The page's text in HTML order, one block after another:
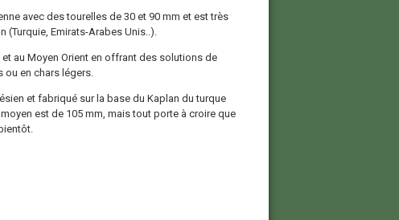
avec des tourelles de 30 et 90 mm et est très
Emirats-Arabes Unis..).
au Moyen Orient en offrant des solutions de
ou en chars légers.
et fabriqué sur la base du Kaplan du turque
est de 105 mm, mais tout porte à croire que